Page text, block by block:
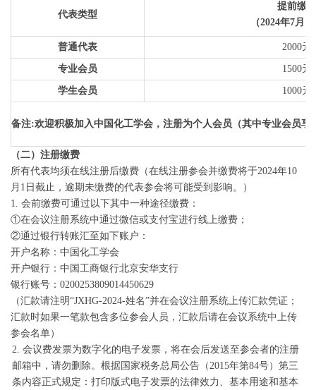
代表类型
提前缴费
（2024年7月
普通代表 2000元
专业会员 1500元
学生会员 1000元
备注:欢迎积极加入中国化工学会，注册为个人会员（其中专业会员享
（二）注册缴费
所有代表均须在线注册后缴费（在线注册参会并缴费将于2024年10
月1日截止，逾期未缴费的代表参会将可能受到影响。）
1. 会前缴费可通过以下其中一种途径缴费：
①在会议注册系统中通过微信或支付宝进行线上缴费；
②通过银行转账汇至如下账户：
开户名称：中国化工学会
开户银行：中国工商银行北京安华支行
银行账号：0200253809014450629
（汇款请注明“JXHG-2024-姓名”并在会议注册系统上传汇款凭证；
汇款时如果一笔款包含多位参会人员，汇款后请在会议系统中上传
参会名单）
2. 会议费发票为数字化的电子发票，将在会后发送至参会者的注册
邮箱中，请勿删除。根据国家税务总局公告（2015年第84号）第三
条内容正式规定：打印版式电子发票的法律效力、基本用途和基本